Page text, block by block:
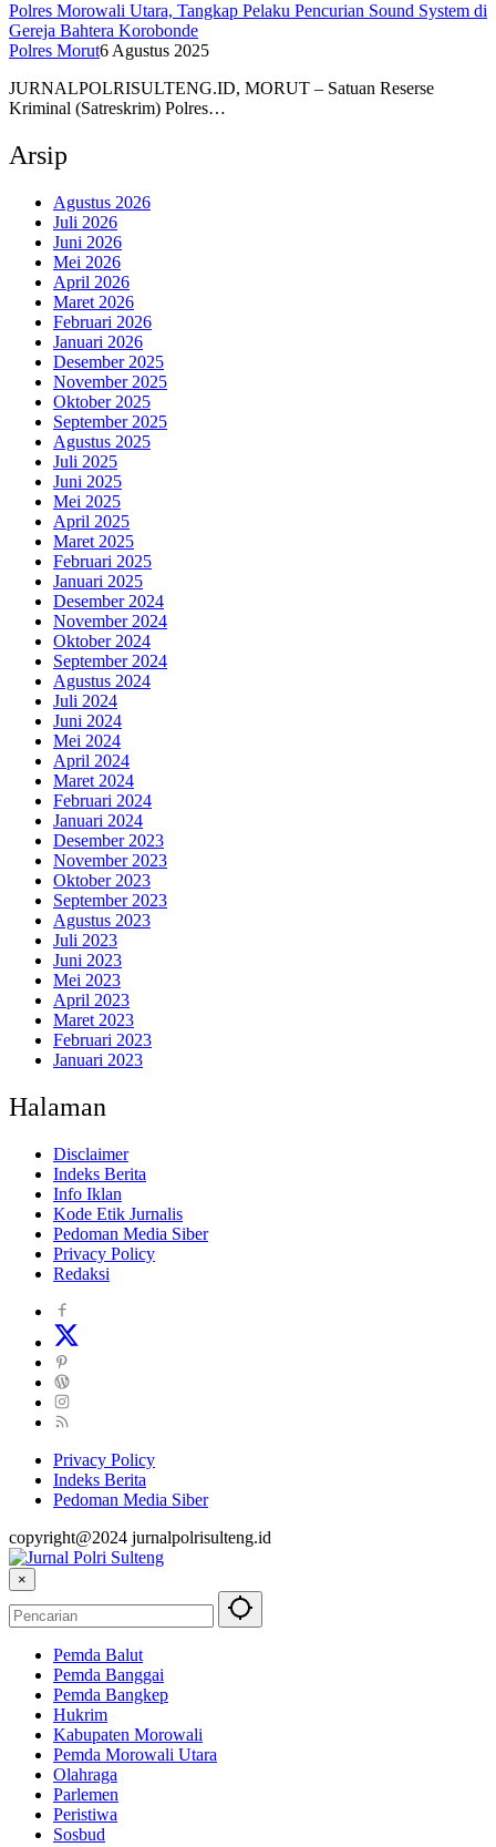
Polres Morowali Utara, Tangkap Pelaku Pencurian Sound System di
Gereja Bahtera Korobonde
Polres Morut6 Agustus 2025
JURNALPOLRISULTENG.ID, MORUT – Satuan Reserse
Kriminal (Satreskrim) Polres…
Arsip
Agustus 2026
Juli 2026
Juni 2026
Mei 2026
April 2026
Maret 2026
Februari 2026
Januari 2026
Desember 2025
November 2025
Oktober 2025
September 2025
Agustus 2025
Juli 2025
Juni 2025
Mei 2025
April 2025
Maret 2025
Februari 2025
Januari 2025
Desember 2024
November 2024
Oktober 2024
September 2024
Agustus 2024
Juli 2024
Juni 2024
Mei 2024
April 2024
Maret 2024
Februari 2024
Januari 2024
Desember 2023
November 2023
Oktober 2023
September 2023
Agustus 2023
Juli 2023
Juni 2023
Mei 2023
April 2023
Maret 2023
Februari 2023
Januari 2023
Halaman
Disclaimer
Indeks Berita
Info Iklan
Kode Etik Jurnalis
Pedoman Media Siber
Privacy Policy
Redaksi
Privacy Policy
Indeks Berita
Pedoman Media Siber
copyright@2024 jurnalpolrisulteng.id
×
Pemda Balut
Pemda Banggai
Pemda Bangkep
Hukrim
Kabupaten Morowali
Pemda Morowali Utara
Olahraga
Parlemen
Peristiwa
Sosbud